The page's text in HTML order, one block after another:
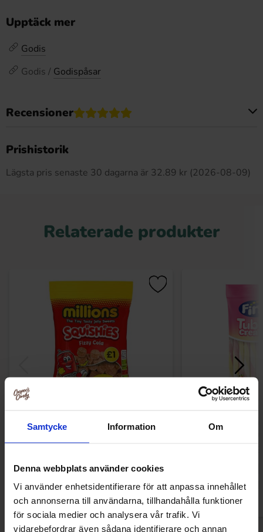
Samtycke Information Om
Denna webbplats använder cookies
Vi använder enhetsidentifierare för att anpassa innehållet
och annonserna till användarna, tillhandahålla funktioner
för sociala medier och analysera vår trafik. Vi
vidarebefordrar även sådana identifierare och annan
Upptäck mer
Godis
Godis / Godispåsar
Recensioner
Prishistorik
Lägsta pris senaste 30 dagarna är 32.89 kr (2026-08-09)
Relaterade produkter
Millions Squishies Fizzy Cola 120g
Fini Tubes
Banana &